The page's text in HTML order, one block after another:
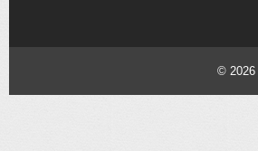
© 2026